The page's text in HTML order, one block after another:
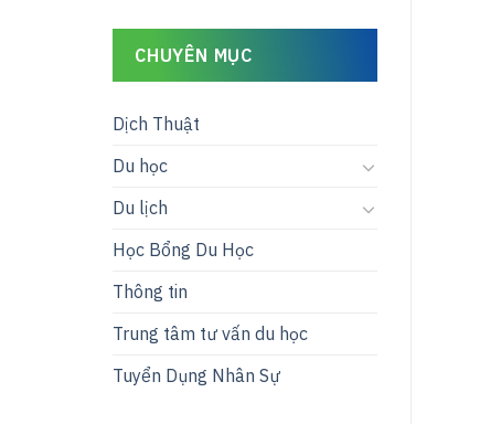
CHUYÊN MỤC
Dịch Thuật
Du học
Du lịch
Học Bổng Du Học
Thông tin
Trung tâm tư vấn du học
Tuyển Dụng Nhân Sự